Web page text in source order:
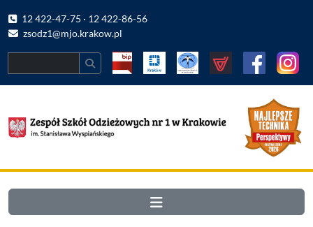
12 422-47-75 · 12 422-86-56
zsodz1@mjo.krakow.pl